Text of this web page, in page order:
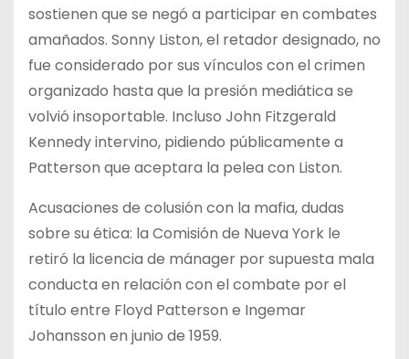
sostienen que se negó a participar en combates
amañados. Sonny Liston, el retador designado, no
fue considerado por sus vínculos con el crimen
organizado hasta que la presión mediática se
volvió insoportable. Incluso John Fitzgerald
Kennedy intervino, pidiendo públicamente a
Patterson que aceptara la pelea con Liston.
Acusaciones de colusión con la mafia, dudas
sobre su ética: la Comisión de Nueva York le
retiró la licencia de mánager por supuesta mala
conducta en relación con el combate por el
título entre Floyd Patterson e Ingemar
Johansson en junio de 1959.